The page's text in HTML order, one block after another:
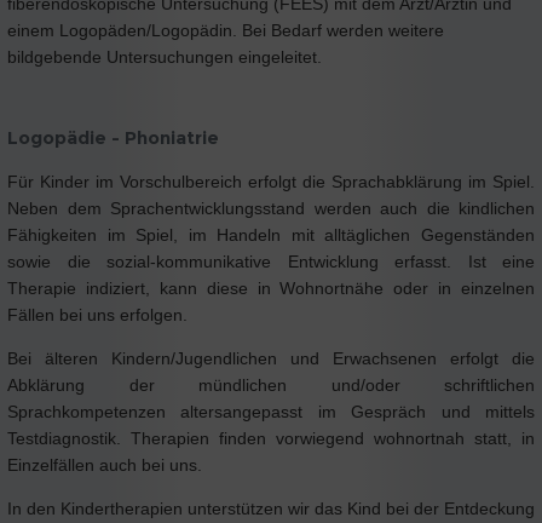
fiberendoskopische Untersuchung (FEES) mit dem Arzt/Ärztin und
einem Logopäden/Logopädin. Bei Bedarf werden weitere
bildgebende Untersuchungen eingeleitet.
Logopädie - Phoniatrie
Für Kinder im Vorschulbereich erfolgt die Sprachabklärung im Spiel.
Neben dem Sprachentwicklungsstand werden auch die kindlichen
Fähigkeiten im Spiel, im Handeln mit alltäglichen Gegenständen
sowie die sozial-kommunikative Entwicklung erfasst. Ist eine
Therapie indiziert, kann diese in Wohnortnähe oder in einzelnen
Fällen bei uns erfolgen.
Bei älteren Kindern/Jugendlichen und Erwachsenen erfolgt die
Abklärung der mündlichen und/oder schriftlichen
Sprachkompetenzen altersangepasst im Gespräch und mittels
Testdiagnostik. Therapien finden vorwiegend wohnortnah statt, in
Einzelfällen auch bei uns.
In den Kindertherapien unterstützen wir das Kind bei der Entdeckung